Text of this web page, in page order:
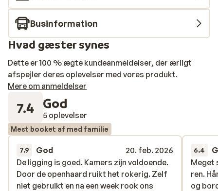
Businformation
Hvad gæster synes
Dette er 100 % ægte kundeanmeldelser, der ærligt
afspejler deres oplevelser med vores produkt.
Mere om anmeldelser
7.4 God
5 oplevelser
Mest booket af med familie
7.9 God
20. feb. 2026
De ligging is goed. Kamers zijn voldoende.
Door de openhaard ruikt het rokerig. Zelf
niet gebruikt en na een week rook ons
De ligging is goed. Kamers zijn voldoende.
Door de openhaard ruikt het rokerig. Zelf
niet gebruikt en na een week rook ons
6.4
Meget
ren.
og
Meget
ren.
og